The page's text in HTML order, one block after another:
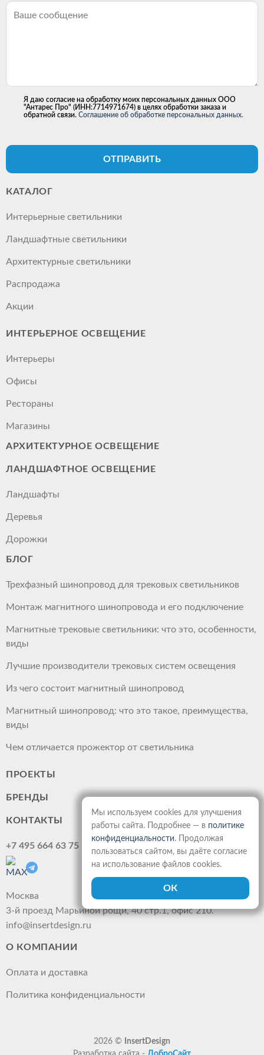
Я даю согласие на обработку моих персональных данных ООО
"Антарес Про" (ИНН:7714971674) в целях обработки заказа и
обратной связи. Соглашение об обработке персональных данных.
ОТПРАВИТЬ
КАТАЛОГ
Интерьерные светильники
Ландшафтные светильники
Архитектурные светильники
Распродажа
Акции
ИНТЕРЬЕРНОЕ ОСВЕЩЕНИЕ
Интерьеры
Офисы
Рестораны
Магазины
АРХИТЕКТУРНОЕ ОСВЕЩЕНИЕ
ЛАНДШАФТНОЕ ОСВЕЩЕНИЕ
Ландшафты
Деревья
Дорожки
БЛОГ
Трехфазный шинопровод для трековых светильников
Монтаж магнитного шинопровода и его подключение
Магнитные трековые светильники: что это, особенности,
виды
Лучшие производители трековых систем освещения
Из чего состоит магнитный шинопровод
Магнитный шинопровод: что это такое, преимущества,
виды
Чем отличается прожектор от светильника
ПРОЕКТЫ
БРЕНДЫ
КОНТАКТЫ
+7 495 664 63 75
Москва
3-й проезд Марьиной рощи, 40 стр.1, офис 210.
info@insertdesign.ru
О КОМПАНИИ
Оплата и доставка
Политика конфиденциальности
2026 ©
InsertDesign
Мы используем cookies для улучшения
работы сайта. Подробнее — в политике
конфиденциальности. Продолжая
пользоваться сайтом, вы даёте согласие
на использование файлов cookies.